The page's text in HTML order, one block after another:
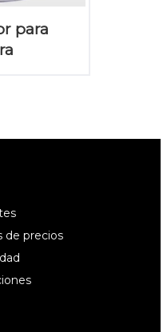
para
de precios